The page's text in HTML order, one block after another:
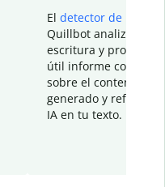
El detector de IA
Quillbot analiza tu
escritura y
útil informe con
sobre el contenido
generado y refinado
IA en tu texto.